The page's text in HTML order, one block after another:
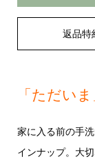
返品特
「ただい
家に入る前の手
インナップ。大